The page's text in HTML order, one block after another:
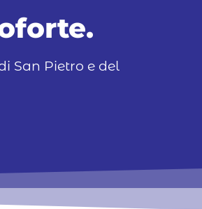
San Pietro e del